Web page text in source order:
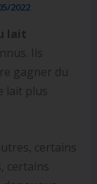
2022
lait
Ils
gagner du
lait plus
certains
certains